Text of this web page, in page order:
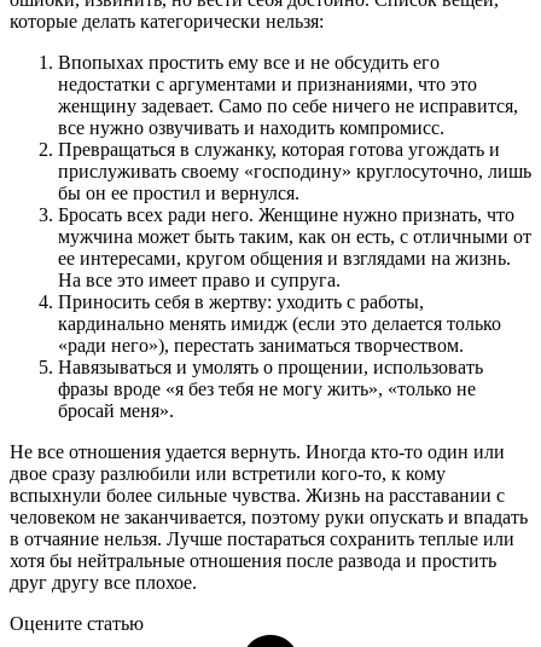
которые делать категорически нельзя:
Впопыхах простить ему все и не обсудить его
недостатки с аргументами и признаниями, что это
женщину задевает. Само по себе ничего не исправится,
все нужно озвучивать и находить компромисс.
Превращаться в служанку, которая готова угождать и
прислуживать своему «господину» круглосуточно, лишь
бы он ее простил и вернулся.
Бросать всех ради него. Женщине нужно признать, что
мужчина может быть таким, как он есть, с отличными от
ее интересами, кругом общения и взглядами на жизнь.
На все это имеет право и супруга.
Приносить себя в жертву: уходить с работы,
кардинально менять имидж (если это делается только
«ради него»), перестать заниматься творчеством.
Навязываться и умолять о прощении, использовать
фразы вроде «я без тебя не могу жить», «только не
бросай меня».
Не все отношения удается вернуть. Иногда кто-то один или
двое сразу разлюбили или встретили кого-то, к кому
вспыхнули более сильные чувства. Жизнь на расставании с
человеком не заканчивается, поэтому руки опускать и впадать
в отчаяние нельзя. Лучше постараться сохранить теплые или
хотя бы нейтральные отношения после развода и простить
друг другу все плохое.
Оцените статью